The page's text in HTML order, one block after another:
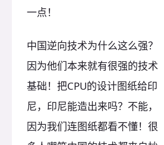
一点！
中国逆向技术为什么这么强？
因为他们本来就有很强的技术
基础！把CPU的设计图纸给印
尼，印尼能造出来吗？不能，
因为我们连图纸都看不懂！很